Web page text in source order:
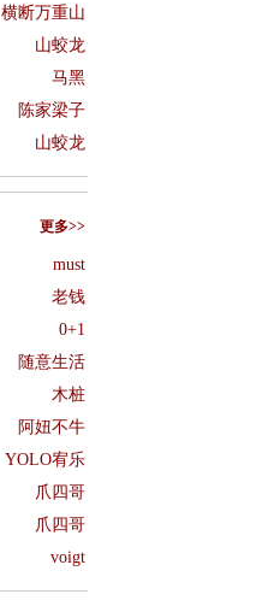
横断万重山
山蛟龙
马黑
陈家梁子
山蛟龙
更多>>
must
老钱
0+1
随意生活
木桩
阿妞不牛
YOLO宥乐
爪四哥
爪四哥
voigt